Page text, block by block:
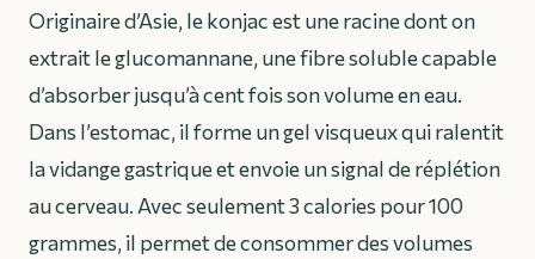
Originaire d’Asie, le konjac est une racine dont on
extrait le glucomannane, une fibre soluble capable
d’absorber jusqu’à cent fois son volume en eau.
Dans l’estomac, il forme un gel visqueux qui ralentit
la vidange gastrique et envoie un signal de réplétion
au cerveau. Avec seulement 3 calories pour 100
grammes, il permet de consommer des volumes